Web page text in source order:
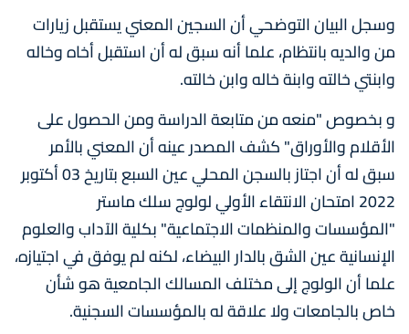
وسجل البيان التوضحي أن السجين المعني يستقبل زيارات
من والديه بانتظام، علما أنه سبق له أن استقبل أخاه وخاله
وابنتي خالته وابنة خاله وابن خالته.
و بخصوص "منعه من متابعة الدراسة ومن الحصول على
الأقلام والأوراق" كشف المصدر عينه أن المعني بالأمر
سبق له أن اجتاز بالسجن المحلي عين السبع بتاريخ 03 أكتوبر
2022 امتحان الانتقاء الأولي لولوج سلك ماستر
"المؤسسات والمنظمات الاجتماعية" بكلية الآداب والعلوم
الإنسانية عين الشق بالدار البيضاء، لكنه لم يوفق في اجتيازه،
علما أن الولوج إلى مختلف المسالك الجامعية هو شأن
خاص بالجامعات ولا علاقة له بالمؤسسات السجنية.